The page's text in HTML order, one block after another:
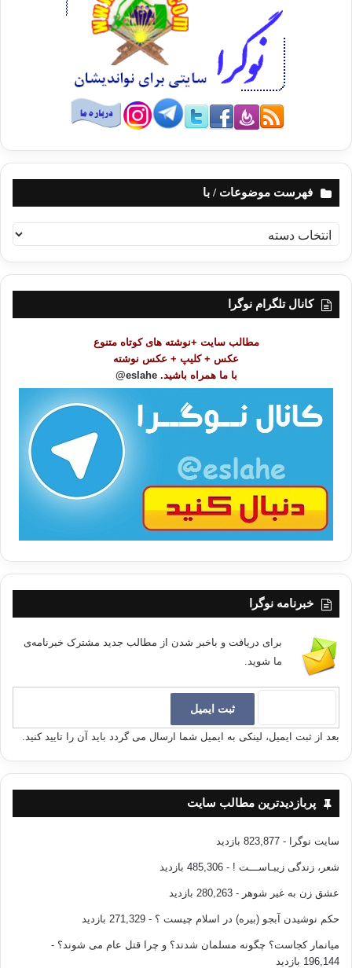
فهرست موضوعات / با
ه
ر
کانال تلگرام نوگرا
مطالب سایت +نوشته های کوتاه متنوع
عکس + کلیپ + عکس نوشته
با ما همراه باشید. eslahe@
خبرنامه نوگرا
برای دریافت و باخبر شدن از مطالب جدید مشترک خبرنامه‌ی
ما شوید.
بعد از ثبت ایمیل، لینکی به ایمیل شما ارسال می گردد باید آن را تایید کنید.
پربازدیدترین مطالب سایت
سایت نوگرا - 823,877 بازدید
شعر، زندگی زیبـاســـت ! - 485,306 بازدید
عشق زن به غیر شوهر - 280,263 بازدید
حکم نوشیدن آبجو (بیره) در اسلام چیست ؟ - 271,329 بازدید
میانمار کجاست؟ چگونه مسلمان شدند؟ و چرا قتل عام می شوند؟ -
196,144 بازدید